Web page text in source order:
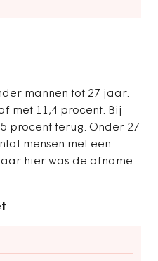
mannen tot 27 jaar.
met 11,4 procent. Bij
procent terug. Onder 27
mensen met een
hier was de afname